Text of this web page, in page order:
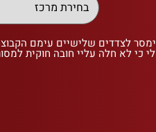
לצדדים שלישיים עימם
כי לא חלה עליי חובה חוקית